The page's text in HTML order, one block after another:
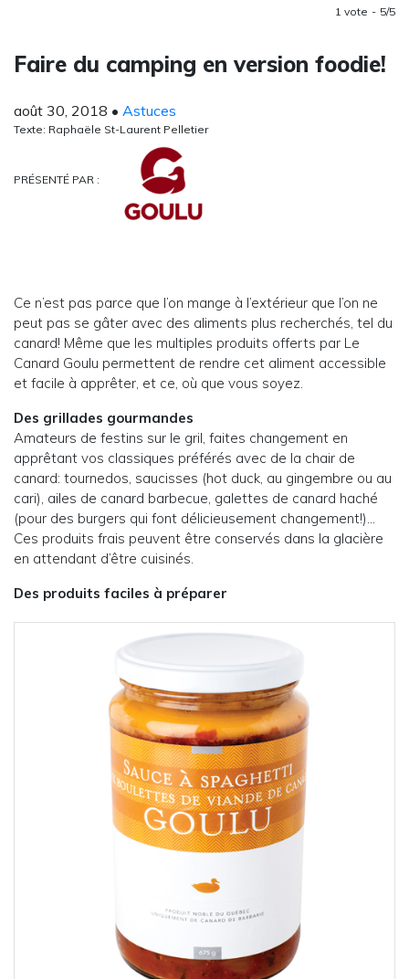
1 vote 5/5
Faire du camping en version foodie!
août 30, 2018 • Astuces
Texte: Raphaële St-Laurent Pelletier
PRÉSENTÉ PAR :
Ce n’est pas parce que l’on mange à l’extérieur que l’on ne
peut pas se gâter avec des aliments plus recherchés, tel du
canard! Même que les multiples produits offerts par Le
Canard Goulu permettent de rendre cet aliment accessible
et facile à apprêter, et ce, où que vous soyez.
Des grillades gourmandes
Amateurs de festins sur le gril, faites changement en
apprêtant vos classiques préférés avec de la chair de
canard: tournedos, saucisses (hot duck, au gingembre ou au
cari), ailes de canard barbecue, galettes de canard haché
(pour des burgers qui font délicieusement changement!)…
Ces produits frais peuvent être conservés dans la glacière
en attendant d’être cuisinés.
Des produits faciles à préparer